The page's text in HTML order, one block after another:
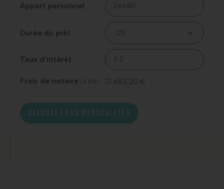
Apport personnel
Durée du prêt
Taux d'intérêt
Frais de notaire (8.8%) 21 683,20 €
CALCULEZ VOS MENSUALITÉS